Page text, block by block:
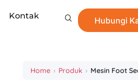
Kontak Hubungi
Home Produk Mesin Foot